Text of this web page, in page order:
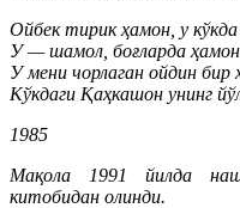
Ойбек тирик ҳамон, у кўкда
У — шамол, боғларда ҳамон
У мени чорлаган ойдин бир
Кўкдаги Қаҳкашон унинг
1985
Мақола 1991 йилда
китобидан олинди.